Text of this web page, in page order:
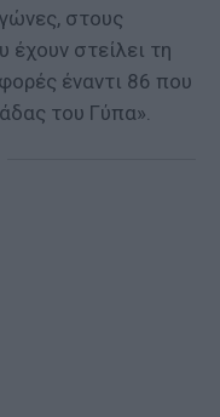
στους
στείλει τη
έναντι 86 που
του Γύπα».